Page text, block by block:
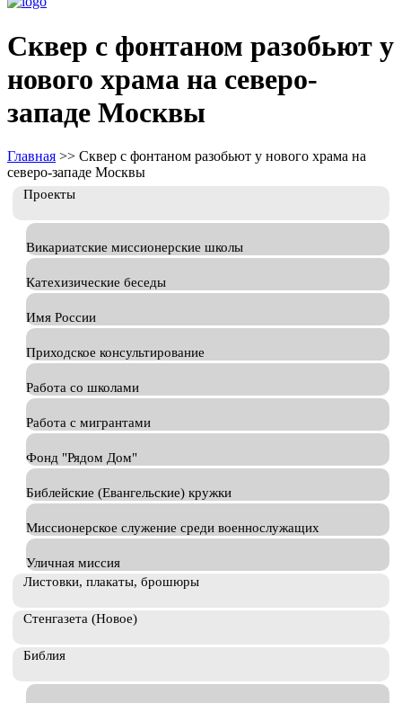
Сквер с фонтаном разобьют у
нового храма на северо-
западе Москвы
Главная >> Сквер с фонтаном разобьют у нового храма на
северо-западе Москвы
Проекты
Викариатские миссионерские школы
Катехизические беседы
Имя России
Приходское консультирование
Работа со школами
Работа с мигрантами
Фонд "Рядом Дом"
Библейские (Евангельские) кружки
Миссионерское служение среди военнослужащих
Уличная миссия
Листовки, плакаты, брошюры
Стенгазета (Новое)
Библия